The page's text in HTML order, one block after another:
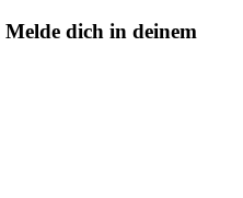
Melde dich in deinem